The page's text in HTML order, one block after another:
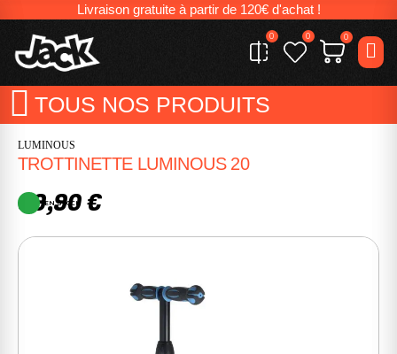
Livraison gratuite à partir de 120€ d'achat !
0 0 0
TOUS NOS PRODUITS
LUMINOUS
TROTTINETTE LUMINOUS 20
89,90 €
EN STOCK